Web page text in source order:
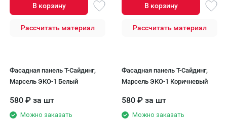
В корзину
Рассчитать материал
В корзину
Рассчитать материал
Фасадная панель T-Сайдинг,
Марсель ЭКО-1 Белый
580 ₽ за шт
Можно заказать
Фасадная панель T-Сайдинг,
Марсель ЭКО-1 Коричневый
580 ₽ за шт
Можно заказать